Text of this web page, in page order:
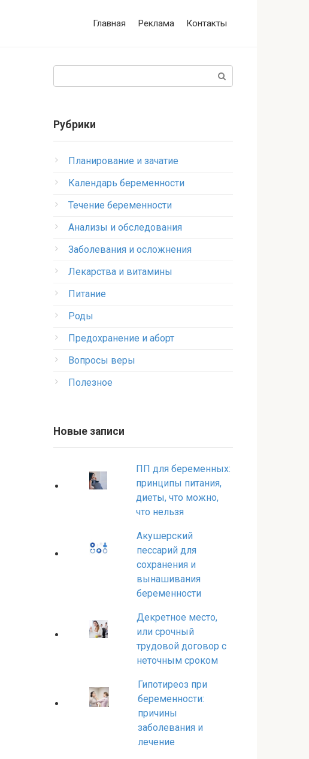
Главная Реклама Контакты
Рубрики
Планирование и зачатие
Календарь беременности
Течение беременности
Анализы и обследования
Заболевания и осложнения
Лекарства и витамины
Питание
Роды
Предохранение и аборт
Вопросы веры
Полезное
Новые записи
ПП для беременных:
принципы питания,
диеты, что можно,
что нельзя
Акушерский
пессарий для
сохранения и
вынашивания
беременности
Декретное место,
или срочный
трудовой договор с
неточным сроком
Гипотиреоз при
беременности:
причины
заболевания и
лечение